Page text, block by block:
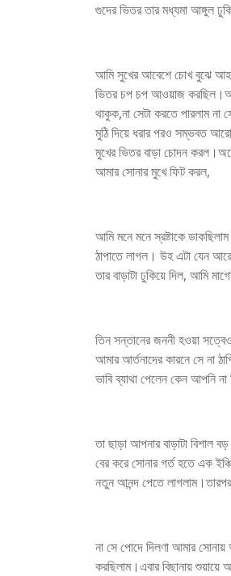
গুদের ভিতর তার মধ্যমা আঙ্গুল
আমি সুখের আবেশে চোখ বুঝে আহ
ভিতর চপ চপ আওয়াজ
থাকুক,না সেটা করতে পারলাম না
মুঠি দিয়ে ধরার পরও সম্ভবত
মুখের ভিতর বাড়া চোদন
আমার সোনার মুখে ফিট করল,
আমি মনে মনে স্রষ্টাকে
ঠাপাতে লাগল। উহ এটা যেন
তার বাড়াটা ঢুকিয়ে দিল, আমি
তিন সন্তানের জননী হওয়া
আমার আর্তনাদের কারনে সে না
ভাবি ব্যাথা পেলেন কেন আপনি
তা ছাড়া আপনার বাড়াটা বিশাল
বের করে সোনার গর্ত হতে এক
নতুন আনন্দ পেতে
না সে পোদে দিলণা আমার
করছিলাম।এবার বিছানায়